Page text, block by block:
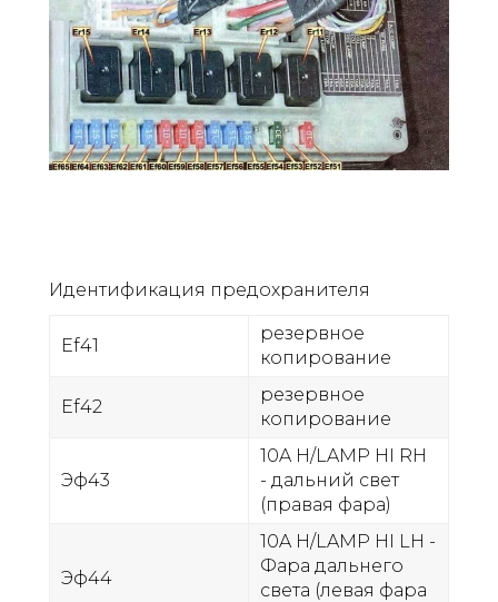
Идентификация предохранителя
Ef41
резервное
копирование
Ef42
резервное
копирование
Эф43
10A H/LAMP HI RH
- дальний свет
(правая фара)
Эф44
10A H/LAMP HI LH -
Фара дальнего
света (левая фара